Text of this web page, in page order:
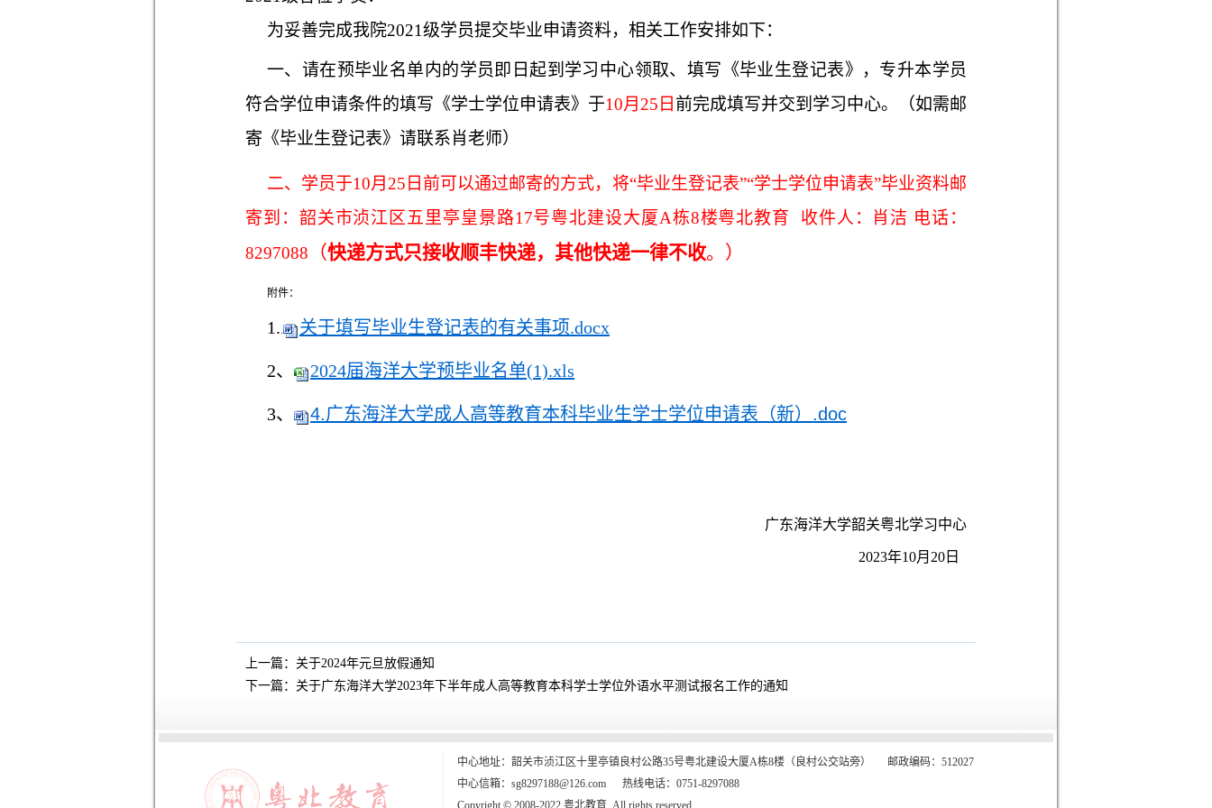
为妥善完成我院2021级学员提交毕业申请资料，相关工作安排如下：
一、请在预毕业名单内的学员即日起到学习中心领取、填写《毕业生登记表》，专升本学员
符合学位申请条件的填写《学士学位申请表》于10月25日 前完成填写并交到学习中心。（如需邮
寄《毕业生登记表》请联系肖老师）
二、 学员于10月25日前可以通过邮寄的方式，将“毕业生登记表”“学士学位申请表”毕业资料邮
寄到： 韶关市浈江区五里亭皇景路17号粤北建设大厦A栋8楼粤北教育 收件人：肖洁 电话：
8297088
（快递方式只接收顺丰快递，其他快递一律不收。）
附件：
1. 关于填写毕业生登记表的有关事项.docx
2、 2024届海洋大学预毕业名单(1).xls
3、 4.广东海洋大学成人高等教育本科毕业生学士学位申请表（新）.doc
广东海洋大学韶关粤北学习中心
2023年10月20日
上一篇： 关于2024年元旦放假通知
下一篇： 关于广东海洋大学2023年下半年成人高等教育本科学士学位外语水平测试报名工作的通知
中心地址：韶关市浈江区十里亭镇良村公路35号粤北建设大厦A栋8楼（良村公交站旁） 邮政编码：512027
中心信箱：sg8297188@126.com 热线电话：0751-8297088
Copyright © 2008-2022 粤北教育. All rights reserved.